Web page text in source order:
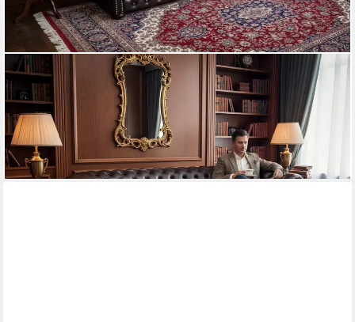
JVMOEBEL
Chesterfield-Sofa Polster-Sofa Lord aus 100% Leder in stilvollem
Design, Made in Europa
2.049,00 €
2.600,00 €
-21%
lieferbar - in 8-10 Werktagen bei dir